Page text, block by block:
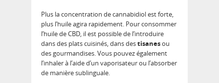
Plus la concentration de cannabidiol est forte,
plus l’huile agira rapidement. Pour consommer
l’huile de CBD, il est possible de l’introduire
dans des plats cuisinés, dans destisanesou
des gourmandises. Vous pouvez également
l’inhaler à l’aide d’un vaporisateur ou l’absorber
de manière sublinguale.